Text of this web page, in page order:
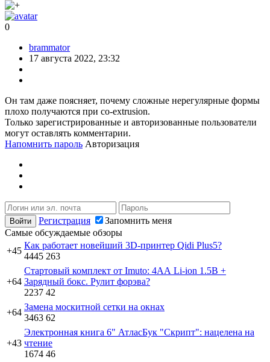
0
brammator
17 августа 2022, 23:32
Он там даже поясняет, почему сложные нерегулярные формы
плохо получаются при co-extrusion.
Только зарегистрированные и авторизованные пользователи
могут оставлять комментарии.
Напомнить пароль Авторизация
Регистрация
Запомнить меня
Самые обсуждаемые обзоры
+45
Как работает новейший 3D-принтер Qidi Plus5?
4445 263
+64
Стартовый комплект от Imuto: 4АА Li-ion 1.5В +
Зарядный бокс. Рулит форэва?
2237 42
+64
Замена москитной сетки на окнах
3463 62
+43
Электронная книга 6" АтласБук "Скрипт": нацелена на
чтение
1674 46